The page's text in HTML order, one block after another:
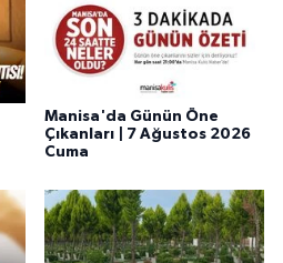
Manisa'da Günün Öne
Çıkanları | 7 Ağustos 2026
Cuma